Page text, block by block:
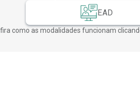
EAD
como as modalidades funcionam